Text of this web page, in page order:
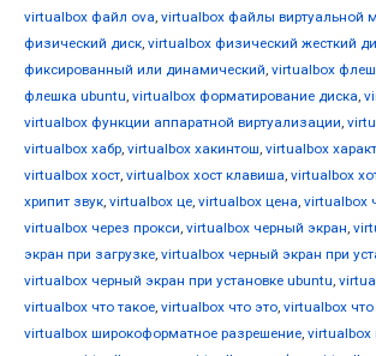
virtualbox файл ova, virtualbox файлы виртуальной
физический диск, virtualbox физический жесткий
фиксированный или динамический, virtualbox
флешка ubuntu, virtualbox форматирование диска,
virtualbox функции аппаратной виртуализации,
virtualbox хабр, virtualbox хакинтош, virtualbox
virtualbox хост, virtualbox хост клавиша, virtualbox
хрипит звук, virtualbox це, virtualbox цена, virtualbox
virtualbox через прокси, virtualbox черный экран,
экран при загрузке, virtualbox черный экран при
virtualbox черный экран при установке ubuntu,
virtualbox что такое, virtualbox что это, virtualbox
virtualbox широкоформатное разрешение, virtualbox